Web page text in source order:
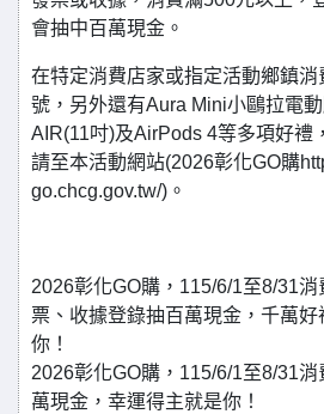
會抽中百萬現金。
在特定消費店家或指定活動鄉鎮
號，另外還有Aura Mini小鷗拉電
AIR(11吋)及AirPods 4等多項好禮
請至本活動網站(2026彰化GO購
go.chcg.gov.tw/)。
2026彰化GO購，115/6/1至8/31
票、收據登錄抽百萬現金，千萬好
你！
2026彰化GO購，115/6/1至8/31
萬現金，幸運得主就是你！